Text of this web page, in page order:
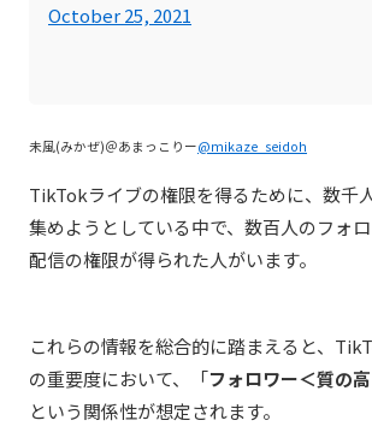
October 25, 2021
未風(みかぜ)＠あまっこりー@mikaze_seidoh
TikTokライブの権限を得るために、数千
集めようとしている中で、数百人のフォ
配信の権限が得られた人がいます。
これらの情報を総合的に踏まえると、
の重要度において、「フォロワー＜質の
という関係性が想定されます。